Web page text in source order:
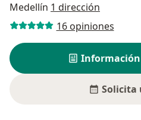
Medellín 1 dirección
16 opiniones
Solicita